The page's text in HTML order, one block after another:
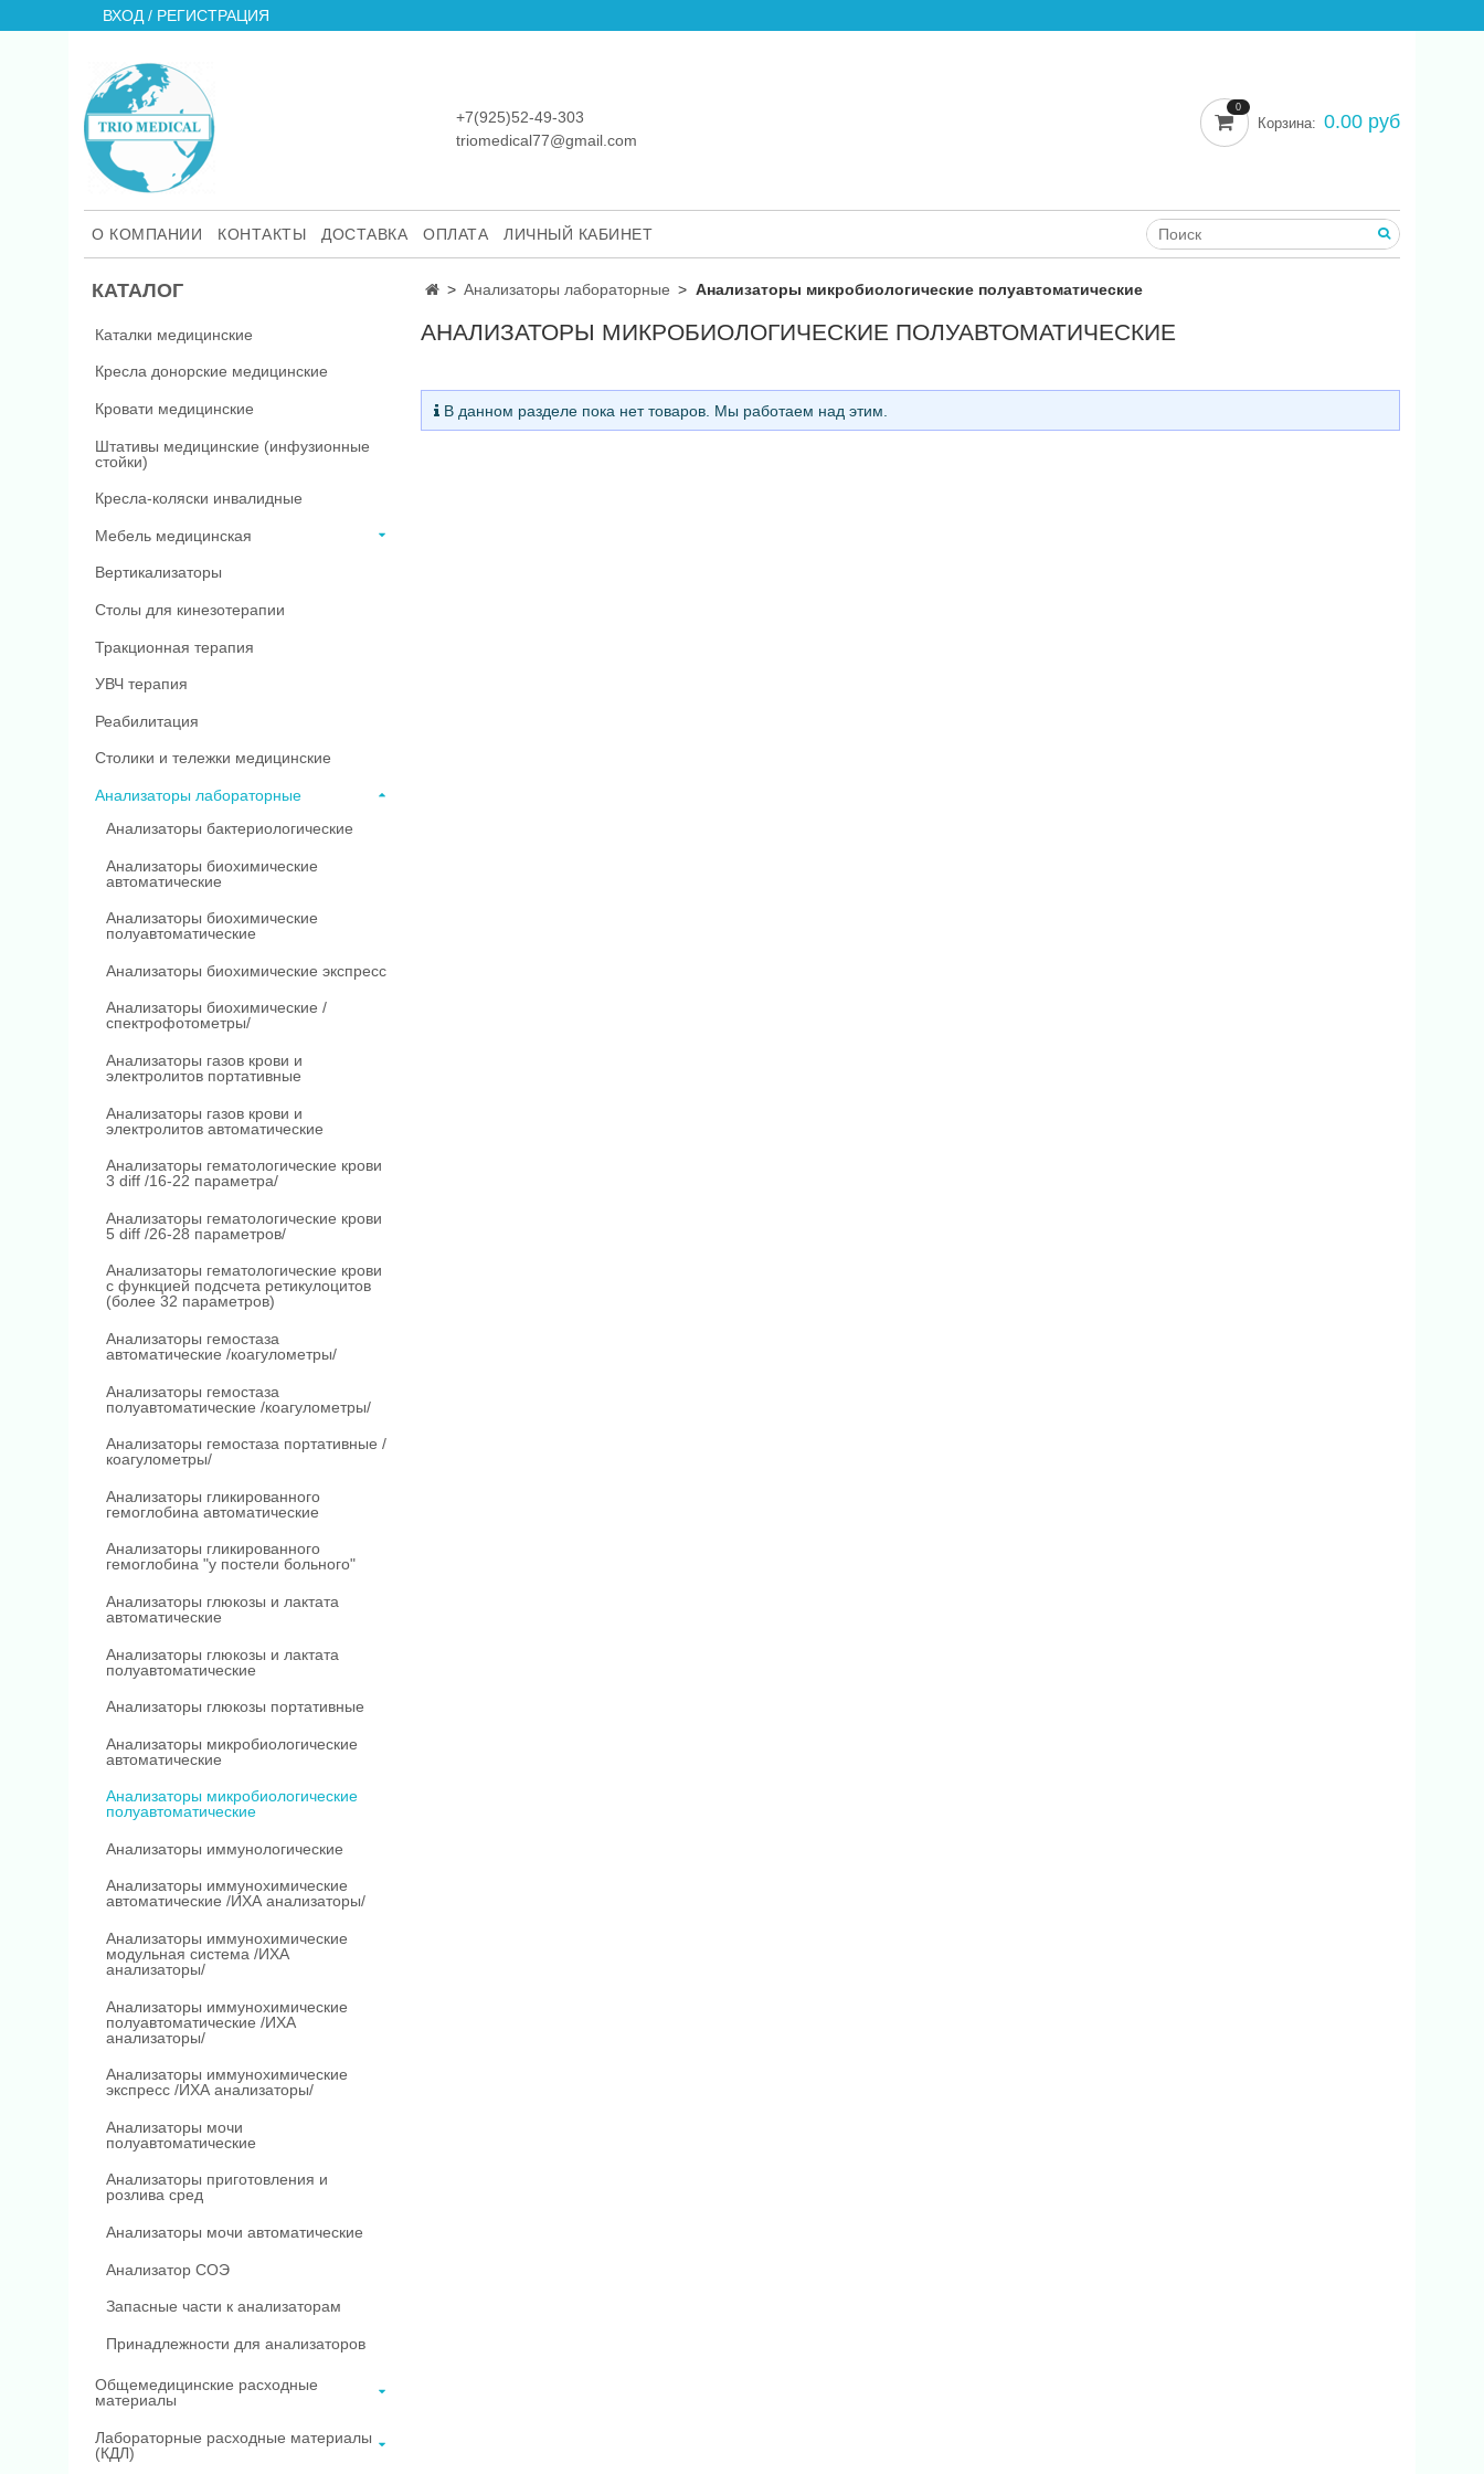
ВХОД / РЕГИСТРАЦИЯ
+7(925)52-49-303
triomedical77@gmail.com
0
Корзина: 0.00 руб
О КОМПАНИИ КОНТАКТЫ ДОСТАВКА ОПЛАТА ЛИЧНЫЙ КАБИНЕТ
Анализаторы лабораторные Анализаторы микробиологические полуавтоматические
АНАЛИЗАТОРЫ МИКРОБИОЛОГИЧЕСКИЕ ПОЛУАВТОМАТИЧЕСКИЕ
В данном разделе пока нет товаров. Мы работаем над этим.
КАТАЛОГ
Каталки медицинские
Кресла донорские медицинские
Кровати медицинские
Штативы медицинские (инфузионные
стойки)
Кресла-коляски инвалидные
Мебель медицинская
Вертикализаторы
Столы для кинезотерапии
Тракционная терапия
УВЧ терапия
Реабилитация
Столики и тележки медицинские
Анализаторы лабораторные
Анализаторы бактериологические
Анализаторы биохимические
автоматические
Анализаторы биохимические
полуавтоматические
Анализаторы биохимические экспресс
Анализаторы биохимические /
спектрофотометры/
Анализаторы газов крови и
электролитов портативные
Анализаторы газов крови и
электролитов автоматические
Анализаторы гематологические крови
3 diff /16-22 параметра/
Анализаторы гематологические крови
5 diff /26-28 параметров/
Анализаторы гематологические крови
с функцией подсчета ретикулоцитов
(более 32 параметров)
Анализаторы гемостаза
автоматические /коагулометры/
Анализаторы гемостаза
полуавтоматические /коагулометры/
Анализаторы гемостаза портативные /
коагулометры/
Анализаторы гликированного
гемоглобина автоматические
Анализаторы гликированного
гемоглобина "у постели больного"
Анализаторы глюкозы и лактата
автоматические
Анализаторы глюкозы и лактата
полуавтоматические
Анализаторы глюкозы портативные
Анализаторы микробиологические
автоматические
Анализаторы микробиологические
полуавтоматические
Анализаторы иммунологические
Анализаторы иммунохимические
автоматические /ИХА анализаторы/
Анализаторы иммунохимические
модульная система /ИХА
анализаторы/
Анализаторы иммунохимические
полуавтоматические /ИХА
анализаторы/
Анализаторы иммунохимические
экспресс /ИХА анализаторы/
Анализаторы мочи
полуавтоматические
Анализаторы приготовления и
розлива сред
Анализаторы мочи автоматические
Анализатор СОЭ
Запасные части к анализаторам
Принадлежности для анализаторов
Общемедицинские расходные
материалы
Лабораторные расходные материалы
(КДЛ)